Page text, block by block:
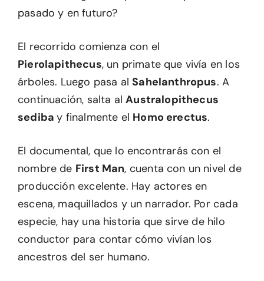
pasado y en futuro?
El recorrido comienza con el
Pierolapithecus, un primate que vivía en los
árboles. Luego pasa alSahelanthropus. A
continuación, salta alAustralopithecus
sedibay finalmente el Homo erectus.
El documental, que lo encontrarás con el
nombre de First Man, cuenta con un nivel de
producción excelente. Hay actores en
escena, maquillados y un narrador. Por cada
especie, hay una historia que sirve de hilo
conductor para contar cómo vivían los
ancestros del ser humano.